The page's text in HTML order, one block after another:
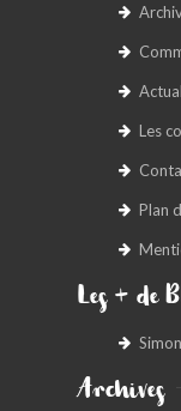
Les
Plan
Les + de
Archives